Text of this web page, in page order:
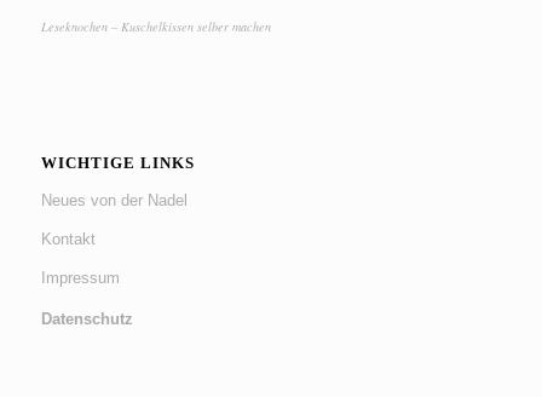
Leseknochen – Kuschelkissen selber machen
WICHTIGE LINKS
Neues von der Nadel
Kontakt
Impressum
Datenschutz